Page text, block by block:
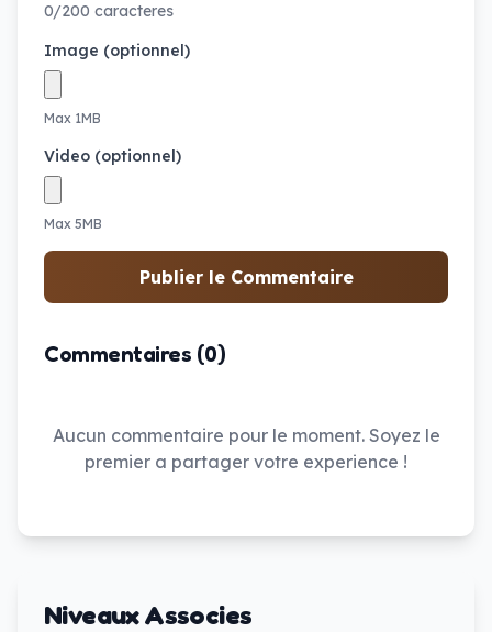
0/200 caracteres
Image (optionnel)
Max 1MB
Video (optionnel)
Max 5MB
Publier le Commentaire
Commentaires (0)
Aucun commentaire pour le moment. Soyez le
premier a partager votre experience !
Niveaux Associes